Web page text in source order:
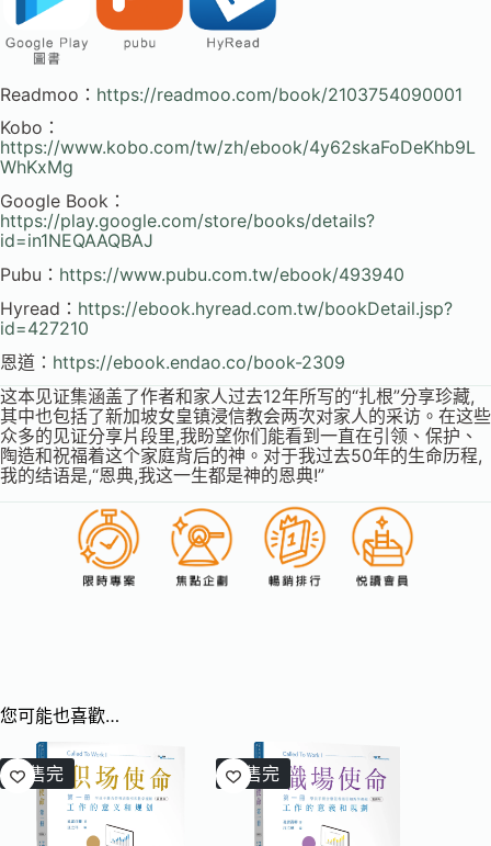
Readmoo： https://readmoo.com/book/2103754090001
Kobo：
https://www.kobo.com/tw/zh/ebook/4y62skaFoDeKhb9L
WhKxMg
Google Book：
https://play.google.com/store/books/details?
id=in1NEQAAQBAJ
Pubu： https://www.pubu.com.tw/ebook/493940
Hyread： https://ebook.hyread.com.tw/bookDetail.jsp?
id=427210
恩道： https://ebook.endao.co/book-2309
这本见证集涵盖了作者和家人过去12年所写的“扎根”分享珍藏,
其中也包括了新加坡女皇镇浸信教会两次对家人的采访。在这些
众多的见证分享片段里,我盼望你们能看到一直在引领、保护、
陶造和祝福着这个家庭背后的神。对于我过去50年的生命历程,
我的结语是,“恩典,我这一生都是神的恩典!”
您可能也喜歡…
已售完 已售完